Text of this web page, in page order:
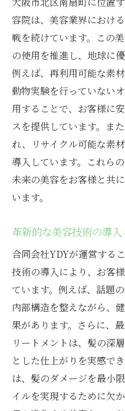
容院は、美容業界におけ
戦を続けています。この
の使用を推進し、地球に
例えば、再利用可能な素
動物実験を行っていない
用することで、お客様に
スを提供しています。ま
れ、リサイクル可能な素
導入しています。これら
未来の美容をお客様と共
います。
革新的な美容技術の導
合同会社YDYが運営する
技術の導入により、お客
ています。例えば、話題
内部構造を整えながら、
果があります。さらに、
リートメントは、髪の深
とした仕上がりを実感で
は、髪のダメージを最小
イルを実現するために欠